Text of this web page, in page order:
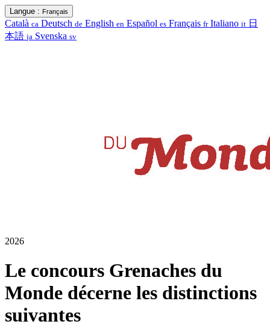
Langue : Français
Català ca Deutsch de English en Español es Français fr Italiano it 日
本語 ja Svenska sv
2026
Le concours Grenaches du
Monde décerne les distinctions
suivantes